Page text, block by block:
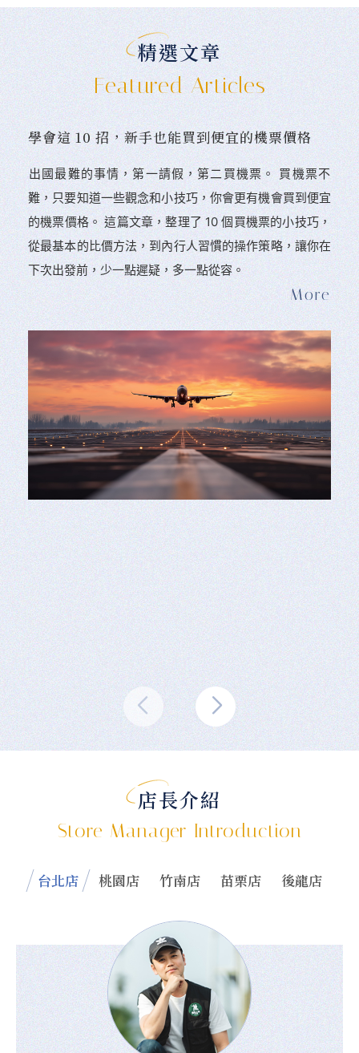
精選文章
Featured Articles
學會這 10 招，新手也能買到便宜的機票價格
󠀠出國最難的事情，第一請假，第二買機票。 󠀠買機票不
難，只要知道一些觀念和小技巧，你會更有機會買到便宜
的機票價格。 這篇文章，整理了 10 個買機票的小技巧，
從最基本的比價方法，到內行人習慣的操作策略，讓你在
下次出發前，少一點遲疑，多一點從容。
店長介紹
Store Manager Introduction
台北店 桃園店 竹南店 苗栗店 後龍店